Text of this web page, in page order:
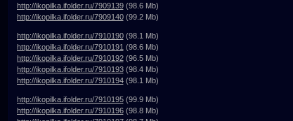
http://ikopilka.ifolder.ru/7909139(98.6 Mb)
http://ikopilka.ifolder.ru/7909140(99.2 Mb)
http://ikopilka.ifolder.ru/7910190(98.1 Mb)
http://ikopilka.ifolder.ru/7910191 (98.6 Mb)
http://ikopilka.ifolder.ru/7910192(96.5 Mb)
http://ikopilka.ifolder.ru/7910193(98.4 Mb)
http://ikopilka.ifolder.ru/7910194(98.1 Mb)
http://ikopilka.ifolder.ru/7910195(99.9 Mb)
http://ikopilka.ifolder.ru/7910196(98.8 Mb)